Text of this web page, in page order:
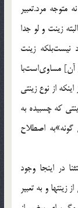
مرد.تعبیر
زینت و لو جدا
نیست‌بلکه زینت
مساوی‌است‌با
از نوع زینتی
که چسبیده به
اصطلاح
در اینجا وجود
و به تعبیر